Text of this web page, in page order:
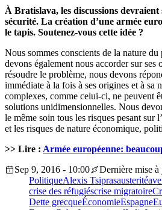
À Bratislava, les discussions
sécurité. La création d’une armée
le tapis. Soutenez-vous cette idée ?
Nous sommes conscients de la nature
devons également nous accorder sur
résoudre le problème, nous devons
immédiate à la fois à ses origines et à sa
complexes, comme celui-ci, ne peuvent
solutions unidimensionnelles. Nous
le même soin tous les risques pesant sur
et les risques de nature économique,
>> Lire : Armée européenne:
Sep 9, 2016 - 10:00
Dernière mise
PolitiqueAlexis Tsiprasausterité
crise des réfugiéscrise migratoire
Dette grecqueÉconomieEspagne